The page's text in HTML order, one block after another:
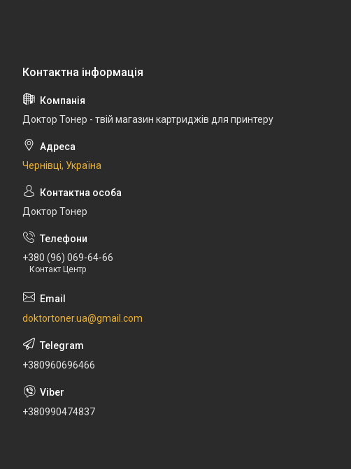
Доктор Тонер - твій магазин картриджів для принтеру
Чернівці, Україна
Доктор Тонер
+380 (96) 069-64-66
Контакт Центр
doktortoner.ua@gmail.com
+380960696466
+380990474837